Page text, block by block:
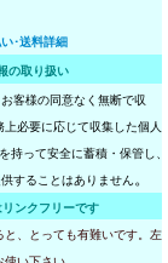
･送料詳細
の取り扱い
客様の同意なく無断で収
必要に応じて収集した個人
持って安全に蓄積・保管し、
することはありません。
ンクフリーです
と、とっても有難いです。左